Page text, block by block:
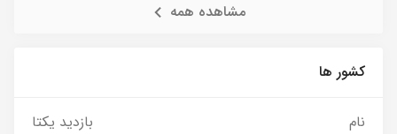
مشاهده همه
کشور ها
نام
بازدید یکتا